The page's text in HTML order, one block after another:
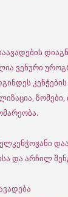
ვენური
ზომები,
და არჩილ